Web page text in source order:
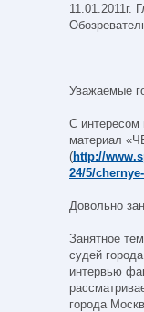
11.01.2011г.
Уважаемые
С интересом
материал
(http://
24/5/
Довольно
Занятное
судей
интервью
города